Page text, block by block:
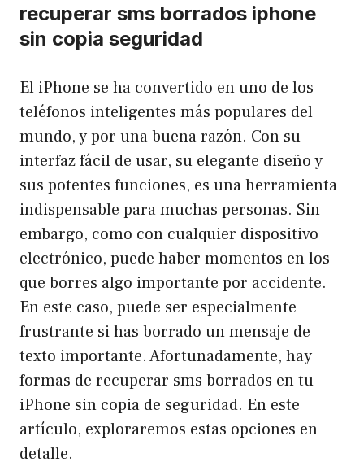
recuperar sms borrados iphone
sin copia seguridad
El iPhone se ha convertido en uno de los
teléfonos inteligentes más populares del
mundo, y por una buena razón. Con su
interfaz fácil de usar, su elegante diseño y
sus potentes funciones, es una herramienta
indispensable para muchas personas. Sin
embargo, como con cualquier dispositivo
electrónico, puede haber momentos en los
que borres algo importante por accidente.
En este caso, puede ser especialmente
frustrante si has borrado un mensaje de
texto importante. Afortunadamente, hay
formas de recuperar sms borrados en tu
iPhone sin copia de seguridad. En este
artículo, exploraremos estas opciones en
detalle.